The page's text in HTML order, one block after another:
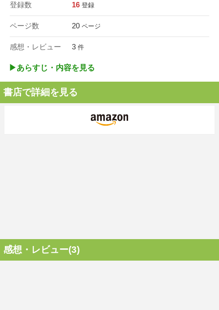
登録数 16 登録
ページ数 20 ページ
感想・レビュー 3 件
▶︎あらすじ・内容を見る
書店で詳細を見る
感想・レビュー(3)